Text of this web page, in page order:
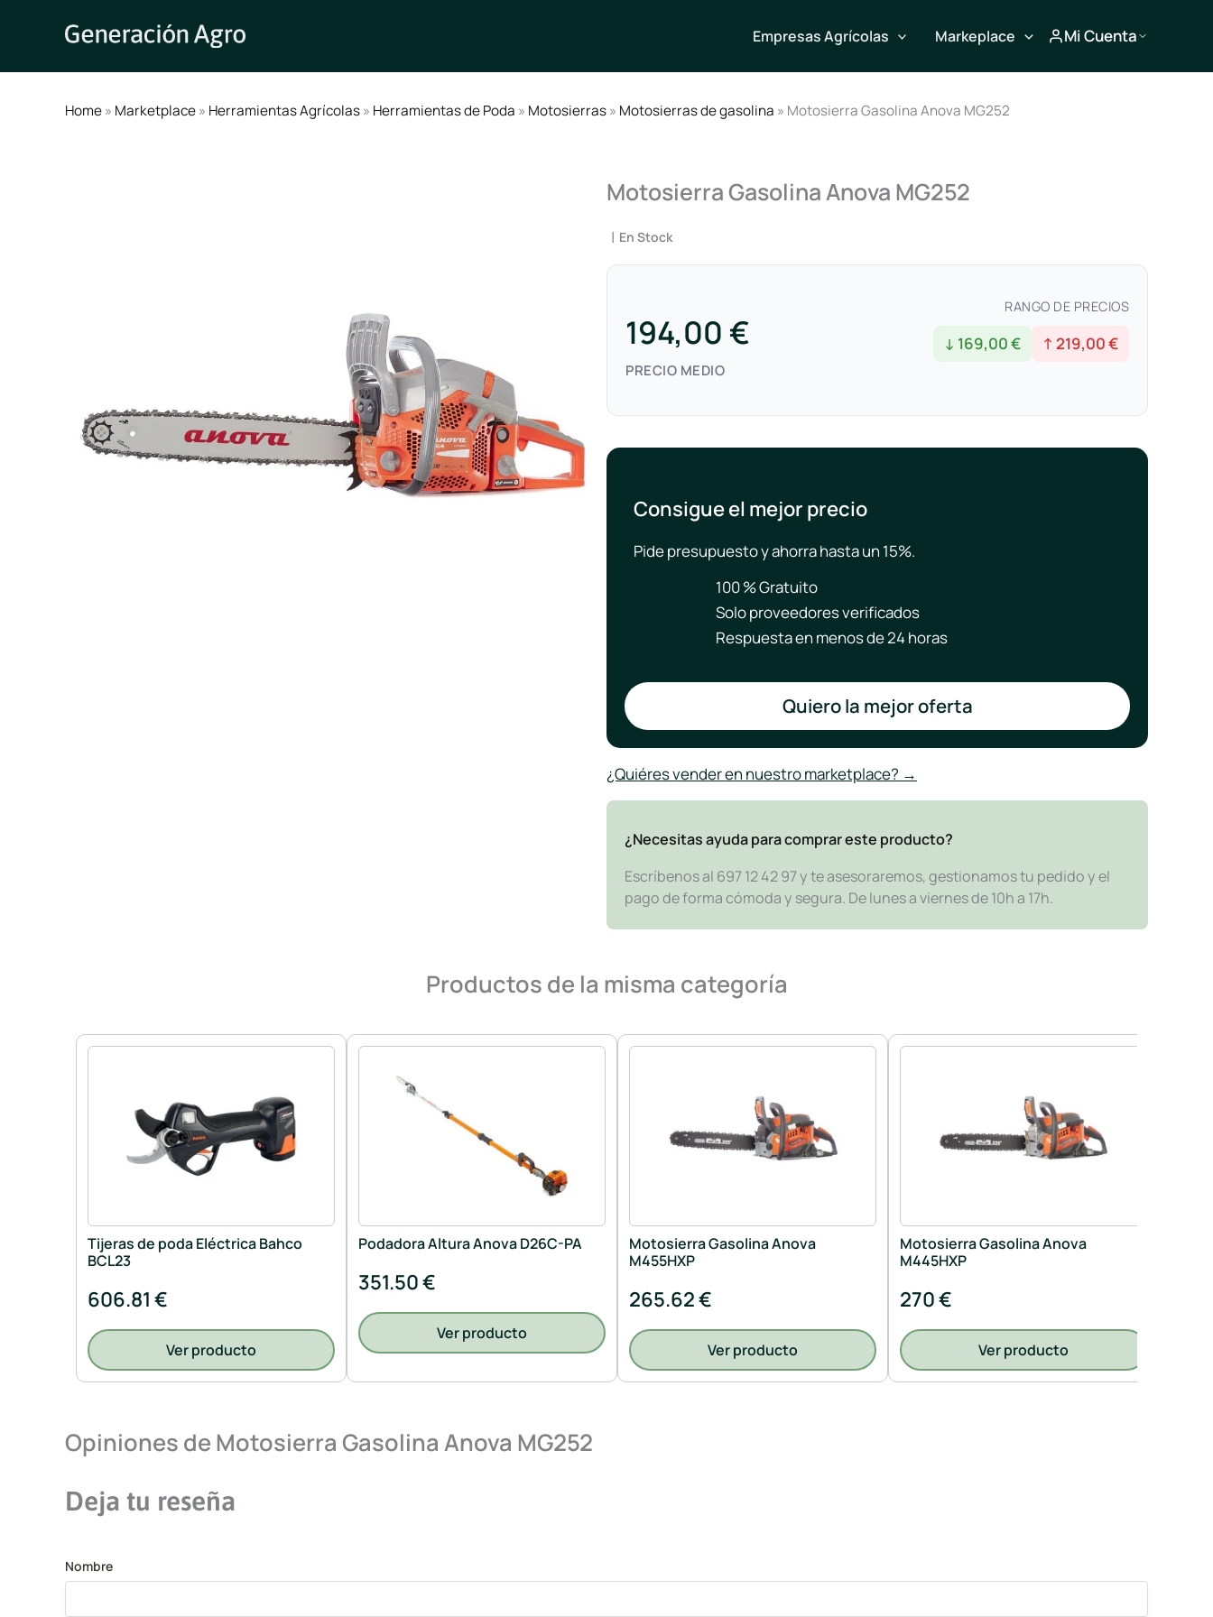
Empresas Agrícolas Markeplace Mi Cuenta
Home» Marketplace» Herramientas Agrícolas» Herramientas de Poda » Motosierras» Motosierras de gasolina » Motosierra Gasolina Anova MG252
Motosierra Gasolina Anova MG252
| En Stock
194,00 €
PRECIO MEDIO
RANGO DE PRECIOS
↓ 169,00 € ↑ 219,00 €
Consigue el mejor precio
Pide presupuesto y ahorra hasta un 15%.
100 % Gratuito
Solo proveedores verificados
Respuesta en menos de 24 horas
Quiero la mejor oferta
¿Quiéres vender en nuestro marketplace? →
¿Necesitas ayuda para comprar este producto?
Escríbenos al 697 12 42 97 y te asesoraremos, gestionamos tu pedido y el
pago de forma cómoda y segura. De lunes a viernes de 10h a 17h.
Productos de la misma categoría
Tijeras de poda Eléctrica Bahco
BCL23
606.81 €
Ver producto
Podadora Altura Anova D26C-PA
351.50 €
Ver producto
Motosierra Gasolina Anova
M455HXP
265.62 €
Ver producto
Motosierra Gasolina Anova
M445HXP
270 €
Ver producto
Opiniones de Motosierra Gasolina Anova MG252
Deja tu reseña
Nombre